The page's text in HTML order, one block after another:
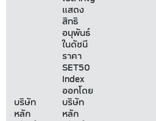
บริษัท
หลัก
แสดง
สิทธิ
อนุพันธ์
ในดัชนี
ราคา
SET50
Index
ออกโดย
บริษัท
หลัก